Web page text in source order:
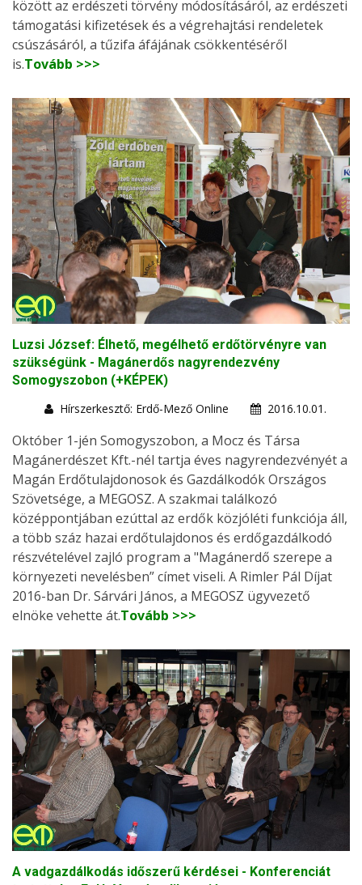
között az erdészeti törvény módosításáról, az erdészeti
támogatási kifizetések és a végrehajtási rendeletek
csúszásáról, a tűzifa áfájának csökkentéséről
is.Tovább >>>
Luzsi József: Élhető, megélhető erdőtörvényre van
szükségünk - Magánerdős nagyrendezvény
Somogyszobon (+KÉPEK)
Hírszerkesztő: Erdő-Mező Online
2016.10.01.
Október 1-jén Somogyszobon, a Mocz és Társa
Magánerdészet Kft.-nél tartja éves nagyrendezvényét a
Magán Erdőtulajdonosok és Gazdálkodók Országos
Szövetsége, a MEGOSZ. A szakmai találkozó
középpontjában ezúttal az erdők közjóléti funkciója áll,
a több száz hazai erdőtulajdonos és erdőgazdálkodó
részvételével zajló program a "Magánerdő szerepe a
környezeti nevelésben” címet viseli. A Rimler Pál Díjat
2016-ban Dr. Sárvári János, a MEGOSZ ügyvezető
elnöke vehette át.Tovább >>>
A vadgazdálkodás időszerű kérdései - Konferenciát